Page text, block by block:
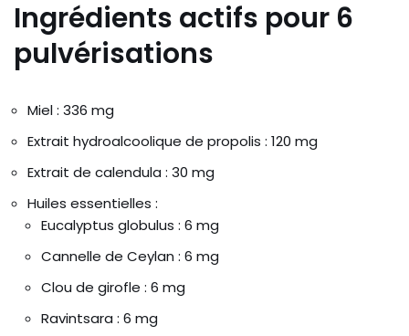
Ingrédients actifs pour 6
pulvérisations
Miel : 336 mg
Extrait hydroalcoolique de propolis : 120 mg
Extrait de calendula : 30 mg
Huiles essentielles :
Eucalyptus globulus : 6 mg
Cannelle de Ceylan : 6 mg
Clou de girofle : 6 mg
Ravintsara : 6 mg